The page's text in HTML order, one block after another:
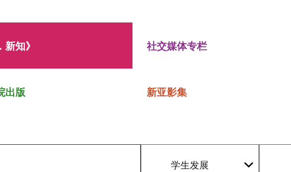
知》 社交媒体专栏
出版 新亚影集
学生发展